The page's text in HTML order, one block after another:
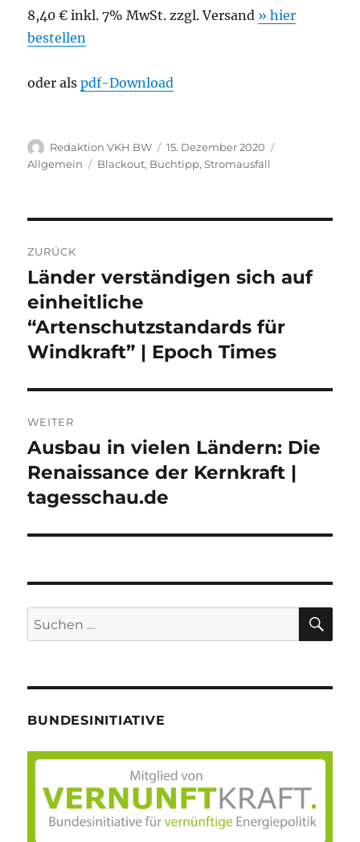
8,40 € inkl. 7% MwSt. zzgl. Versand » hier
bestellen
oder alspdf-Download
Autor
Redaktion VKH BW
Veröffentlicht
am
15. Dezember 2020
Allgemein
Schlagwörter
Blackout, Buchtipp,Stromausfall
ZURÜCK
Vorheriger
Beitrag:
Länder verständigen sich auf
einheitliche
“Artenschutzstandards für
Windkraft” | Epoch Times
WEITER
Nächster
Beitrag:
Ausbau in vielen Ländern: Die
Renaissance der Kernkraft |
tagesschau.de
Suche
nach:
BUNDESINITIATIVE